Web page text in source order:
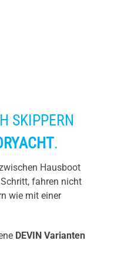
SKIPPERN
.
Hausboot
fahren nicht
wie mit einer
DEVIN Varianten